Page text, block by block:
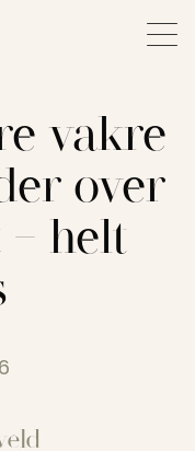
vakre
over
– helt